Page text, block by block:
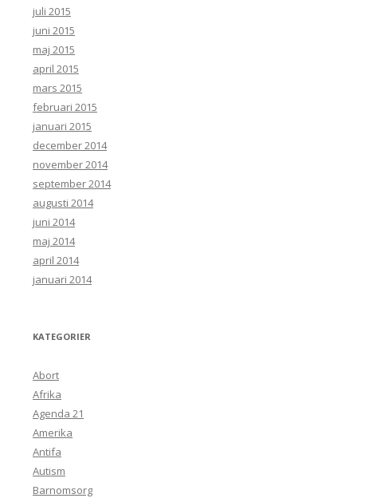
juli 2015
juni 2015
maj 2015
april 2015
mars 2015
februari 2015
januari 2015
december 2014
november 2014
september 2014
augusti 2014
juni 2014
maj 2014
april 2014
januari 2014
KATEGORIER
Abort
Afrika
Agenda 21
Amerika
Antifa
Autism
Barnomsorg